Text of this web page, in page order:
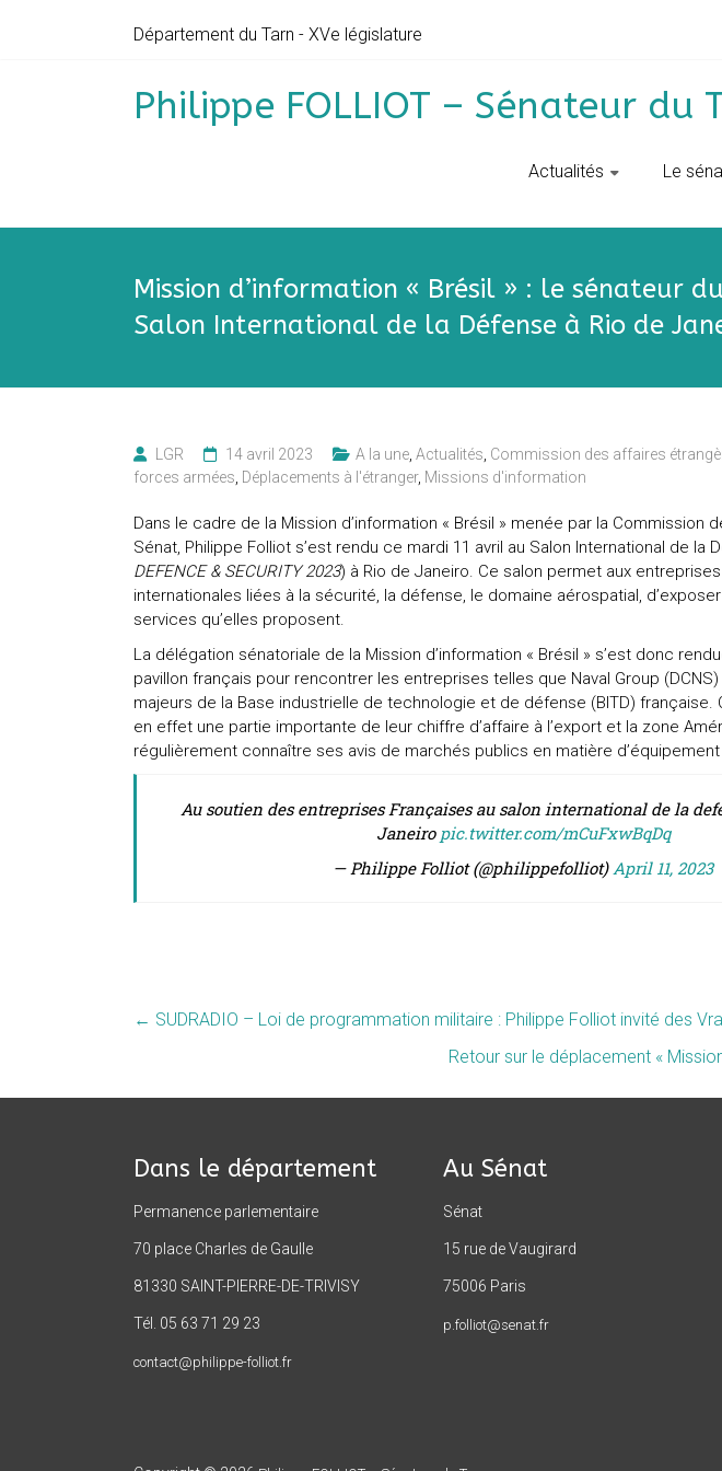
Département du Tarn - XVe législature
Philippe FOLLIOT – Sénateur du
Actualités Le
Mission d’information « Brésil » : le sénateur
Salon International de la Défense à Rio de
LGR 14 avril 2023 A la une Actualités Commission des affaires
forces armées Déplacements à l'étranger, Missions d'information
Dans le cadre de la Mission d’information « Brésil » menée par la Commission
Sénat, Philippe Folliot s’est rendu ce mardi 11 avril au Salon International de la
DEFENCE & SECURITY 2023) à Rio de Janeiro. Ce salon permet aux
internationales liées à la sécurité, la défense, le domaine aérospatial,
services qu’elles proposent.
La délégation sénatoriale de la Mission d’information « Brésil » s’est donc
pavillon français pour rencontrer les entreprises telles que Naval Group
majeurs de la Base industrielle de technologie et de défense (BITD)
en effet une partie importante de leur chiffre d’affaire à l’export et la zone
régulièrement connaître ses avis de marchés publics en matière
Au soutien des entreprises Françaises au salon international de la
Janeiro pic.twitter.com/mCuFxwBqDq
— Philippe Folliot (@philippefolliot)April 11, 2023
← SUDRADIO – Loi de programmation militaire : Philippe Folliot invité des
Retour sur le déplacement «
Dans le département
Permanence parlementaire
70 place Charles de Gaulle
81330 SAINT-PIERRE-DE-TRIVISY
Tél. 05 63 71 29 23
contact@philippe-folliot.fr
Au Sénat
Sénat
15 rue de Vaugirard
75006 Paris
p.folliot@senat.fr